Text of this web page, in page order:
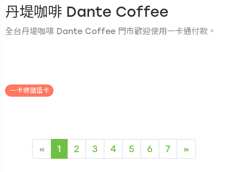
丹堤咖啡 Dante Coffee
全台丹堤咖啡 Dante Coffee 門市歡迎使用一卡通付款。
一卡通儲值卡
«
1
(current)
2 3 4 5 6 7 »